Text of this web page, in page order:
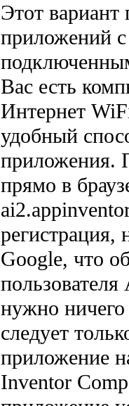
Этот вариант
приложений
Вас есть
Интернет
удобный
приложения.
прямо в
регистрация,
Google, что
нужно ничего
следует
приложение
Inventor